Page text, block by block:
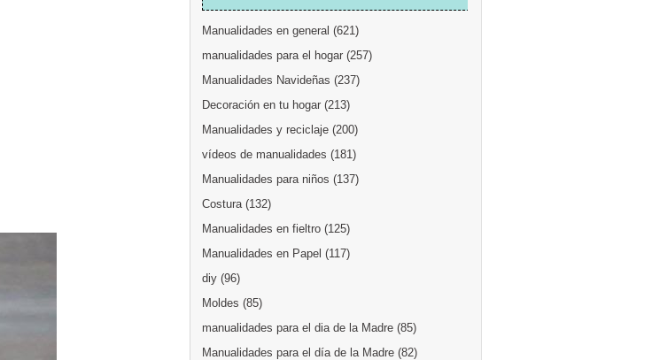
Manualidades en general (621)
manualidades para el hogar (257)
Manualidades Navideñas (237)
Decoración en tu hogar (213)
Manualidades y reciclaje (200)
vídeos de manualidades (181)
Manualidades para niños (137)
Costura (132)
Manualidades en fieltro (125)
Manualidades en Papel (117)
diy (96)
Moldes (85)
manualidades para el dia de la Madre (85)
Manualidades para el día de la Madre (82)